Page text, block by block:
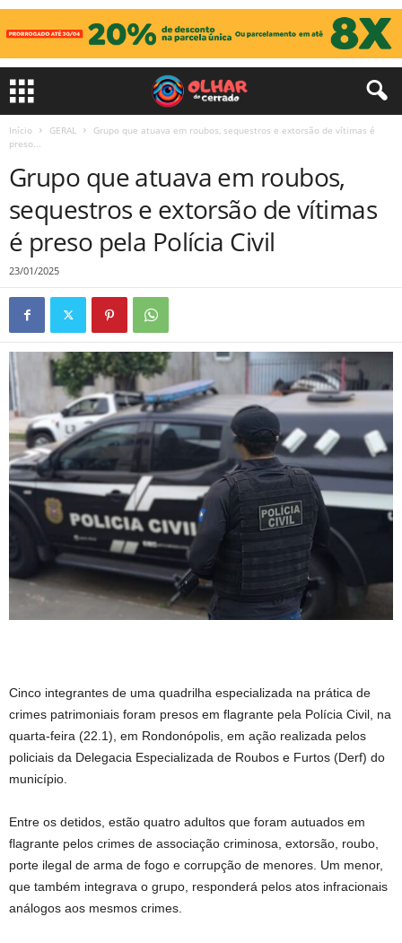
Início GERAL
Grupo que atuava em roubos, sequestros e extorsão de vítimas é
preso...
Grupo que atuava em roubos,
sequestros e extorsão de vítimas
é preso pela Polícia Civil
23/01/2025
Cinco integrantes de uma quadrilha especializada na prática de
crimes patrimoniais foram presos em flagrante pela Polícia Civil, na
quarta-feira (22.1), em Rondonópolis, em ação realizada pelos
policiais da Delegacia Especializada de Roubos e Furtos (Derf) do
município.
Entre os detidos, estão quatro adultos que foram autuados em
flagrante pelos crimes de associação criminosa, extorsão, roubo,
porte ilegal de arma de fogo e corrupção de menores. Um menor,
que também integrava o grupo, responderá pelos atos infracionais
análogos aos mesmos crimes.